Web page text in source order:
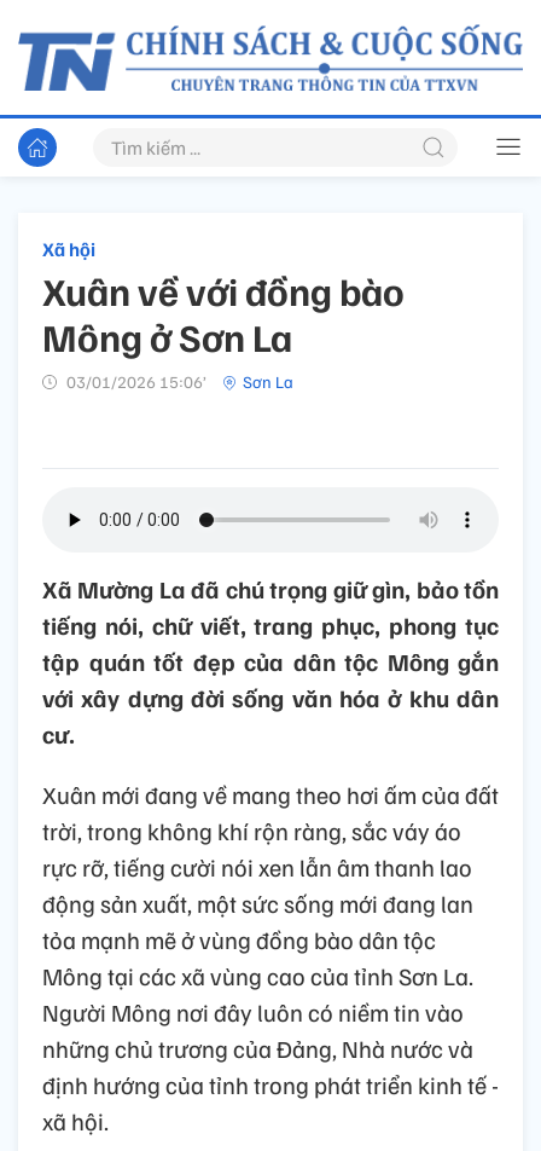
Xã hội
Xuân về với đồng bào
Mông ở Sơn La
03/01/2026 15:06’ Sơn La
Xã Mường La đã chú trọng giữ gìn, bảo tồn
tiếng nói, chữ viết, trang phục, phong tục
tập quán tốt đẹp của dân tộc Mông gắn
với xây dựng đời sống văn hóa ở khu dân
cư.
Xuân mới đang về mang theo hơi ấm của đất
trời, trong không khí rộn ràng, sắc váy áo
rực rỡ, tiếng cười nói xen lẫn âm thanh lao
động sản xuất, một sức sống mới đang lan
tỏa mạnh mẽ ở vùng đồng bào dân tộc
Mông tại các xã vùng cao của tỉnh Sơn La.
Người Mông nơi đây luôn có niềm tin vào
những chủ trương của Đảng, Nhà nước và
định hướng của tỉnh trong phát triển kinh tế -
xã hội.